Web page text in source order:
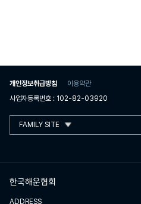
개인정보취급방침
이용약관
사업자등록번호 : 102-82-03920
FAMILY SITE
한국해운협회
ADDRESS